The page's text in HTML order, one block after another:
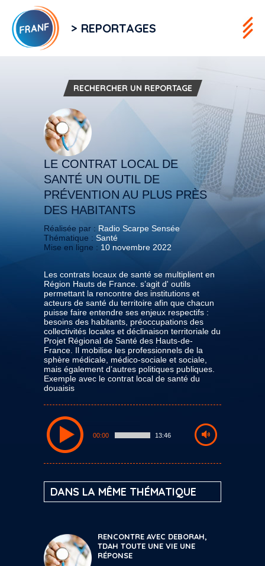
> REPORTAGES
RECHERCHER UN REPORTAGE
LE CONTRAT LOCAL DE
SANTÉ UN OUTIL DE
PRÉVENTION AU PLUS PRÈS
DES HABITANTS
Réalisée par : Radio Scarpe Sensée
Thématique : Santé
Mise en ligne : 10 novembre 2022
Les contrats locaux de santé se multiplient en
Région Hauts de France. s’agit d' outils
permettant la rencontre des institutions et
acteurs de santé du territoire afin que chacun
puisse faire entendre ses enjeux respectifs :
besoins des habitants, préoccupations des
collectivités locales et déclinaison territoriale du
Projet Régional de Santé des Hauts-de-
France. Il mobilise les professionnels de la
sphère médicale, médico-sociale et sociale,
mais également d’autres politiques publiques.
Exemple avec le contrat local de santé du
douaisis
00:00 13:46
DANS LA MÊME THÉMATIQUE
RENCONTRE AVEC DEBORAH,
TDAH TOUTE UNE VIE UNE
RÉPONSE